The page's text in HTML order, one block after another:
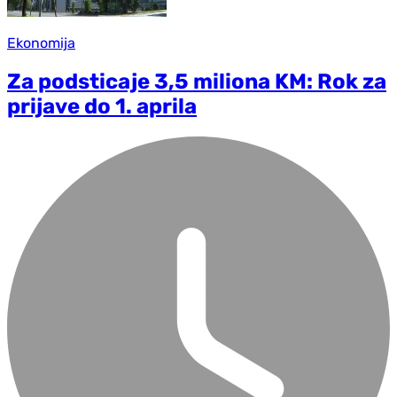
Ekonomija
Za podsticaje 3,5 miliona KM: Rok za
prijave do 1. aprila